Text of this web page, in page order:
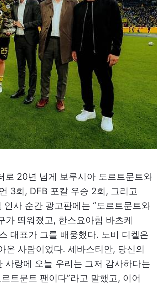
로 20년 넘게 보루시아 도르트문트와
3회, DFB 포칼 우승 2회, 그리고
사 순간 광고판에는 “도르트문트와
가 띄워졌고, 한스요아힘 바츠케
대표가 그를 배웅했다. 노비 디켈은
온 사람이었다. 세바스티안, 당신의
랑에 오늘 우리는 그저 감사하다는
트문트 팬이다”라고 말했고, 이어